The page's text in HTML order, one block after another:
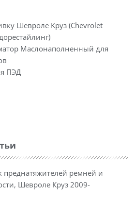
Шевроле Круз (Chevrolet
Маслонаполненный для
ПЭД
преднатяжителей ремней и
Шевроле Круз 2009-